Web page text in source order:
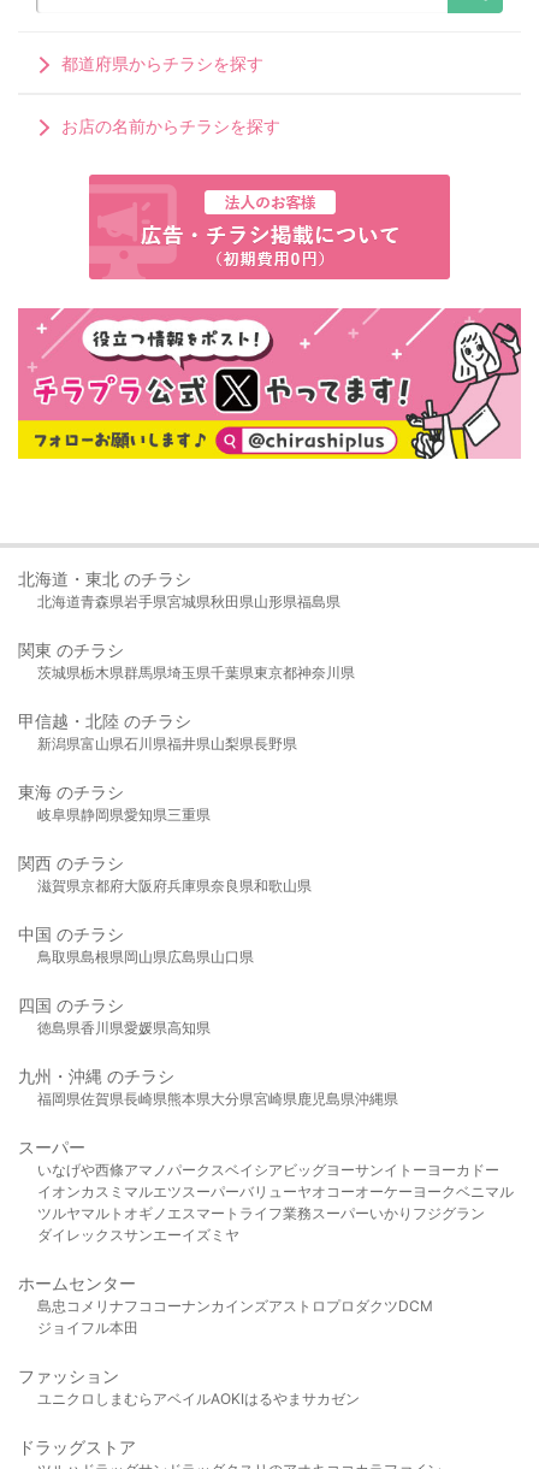
都道府県からチラシを探す
お店の名前からチラシを探す
北海道・東北 のチラシ
北海道青森県岩手県宮城県秋田県山形県福島県
関東 のチラシ
茨城県栃木県群馬県埼玉県千葉県東京都神奈川県
甲信越・北陸 のチラシ
新潟県富山県石川県福井県山梨県長野県
東海 のチラシ
岐阜県静岡県愛知県三重県
関西 のチラシ
滋賀県京都府大阪府兵庫県奈良県和歌山県
中国 のチラシ
鳥取県島根県岡山県広島県山口県
四国 のチラシ
徳島県香川県愛媛県高知県
九州・沖縄 のチラシ
福岡県佐賀県長崎県熊本県大分県宮崎県鹿児島県沖縄県
スーパー
いなげや西條アマノパークスベイシア ビッグヨーサンイトーヨーカドー
イオンカスミ マルエツスーパーバリューヤオコーオーケー ヨークベニマル
ツルヤマルト オギノ エスマート ライフ業務スーパーいかり フジグラン
ダイレックスサンエーイズミヤ
ホームセンター
島忠 コメリ ナフコ コーナンカインズアストロプロダクツDCM
ジョイフル本田
ファッション
ユニクロ しまむら アベイルAOKIはるやま サカゼン
ドラッグストア